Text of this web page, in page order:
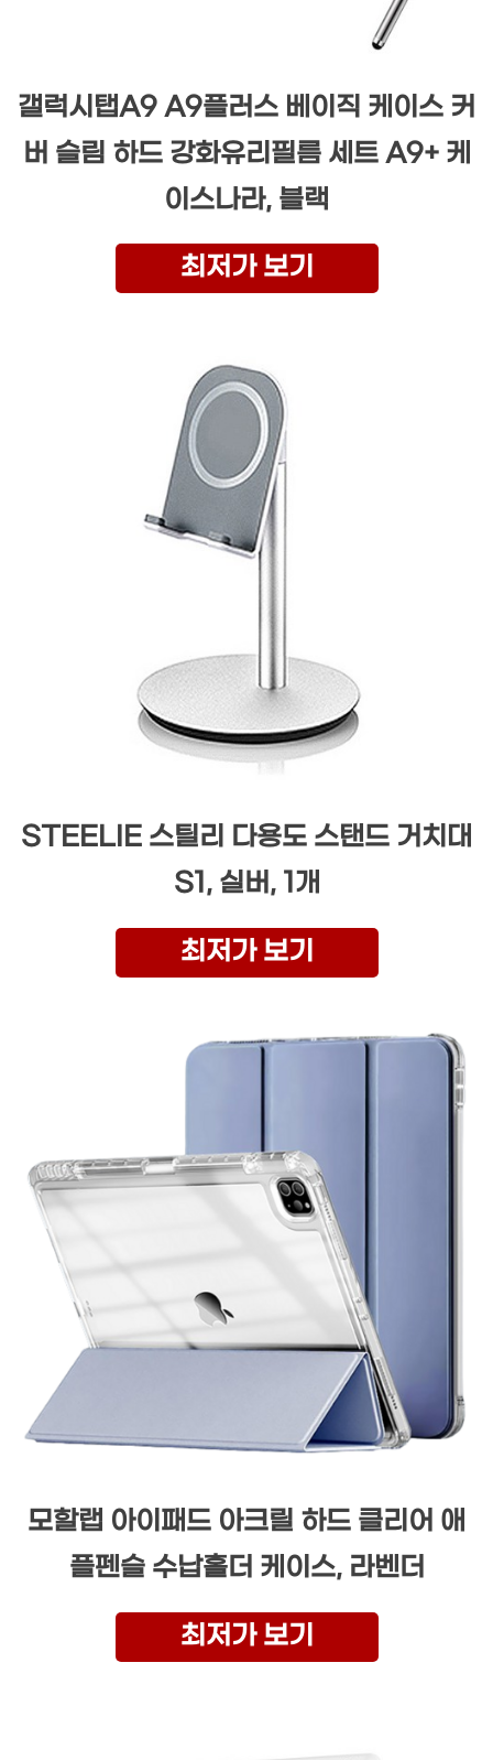
갤럭시탭A9 A9플러스 베이직 케이스 커
버 슬림 하드 강화유리필름 세트 A9+ 케
이스나라, 블랙
최저가 보기
STEELIE 스틸리 다용도 스탠드 거치대
S1, 실버, 1개
최저가 보기
모할랩 아이패드 아크릴 하드 클리어 애
플펜슬 수납홀더 케이스, 라벤더
최저가 보기